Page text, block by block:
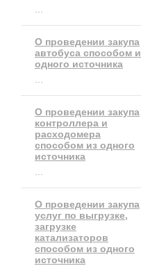
О проведении закупа
автобуса способом
одного источника
О проведении закупа
контроллера и
расходомера
способом из одного
источника
О проведении закупа
услуг по выгрузке,
загрузке
катализаторов
способом из одного
источника